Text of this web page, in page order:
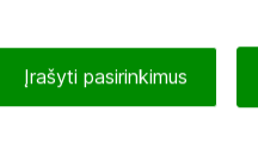
Įrašyti pasirinkimus